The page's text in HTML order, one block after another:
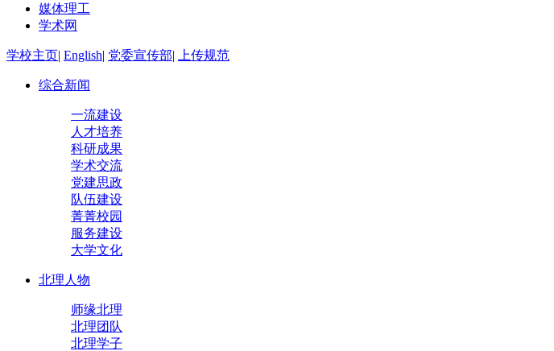
媒体理工
学术网
学校主页| English| 党委宣传部| 上传规范
综合新闻
一流建设
人才培养
科研成果
学术交流
党建思政
队伍建设
菁菁校园
服务建设
大学文化
北理人物
师缘北理
北理团队
北理学子